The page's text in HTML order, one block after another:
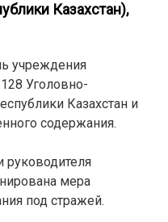
Казахстан),
учреждения
Уголовно-
Казахстан и
содержания.
руководителя
мера
под стражей.